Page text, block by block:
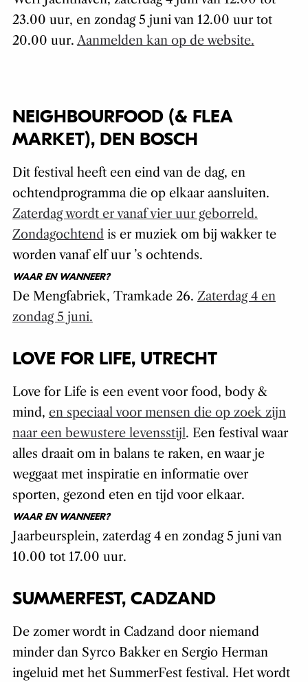
23.00 uur, en zondag 5 juni van 12.00 uur tot
20.00 uur.Aanmelden kan op de website.
NEIGHBOURFOOD (& FLEA
MARKET), DEN BOSCH
Dit festival heeft een eind van de dag, en
ochtendprogramma die op elkaar aansluiten.
Zaterdag wordt er vanaf vier uur geborreld.
Zondagochtend is er muziek om bij wakker te
worden vanaf elf uur ’s ochtends.
WAAR EN WANNEER?
De Mengfabriek, Tramkade 26. Zaterdag 4 en
zondag 5 juni.
LOVE FOR LIFE, UTRECHT
Love for Life is een event voor food, body &
mind, en speciaal voor mensen die op zoek zijn
naar een bewustere levensstijl. Een festival waar
alles draait om in balans te raken, en waar je
weggaat met inspiratie en informatie over
sporten, gezond eten en tijd voor elkaar.
WAAR EN WANNEER?
Jaarbeursplein, zaterdag 4 en zondag 5 juni van
10.00 tot 17.00 uur.
SUMMERFEST, CADZAND
De zomer wordt in Cadzand door niemand
minder dan Syrco Bakker en Sergio Herman
ingeluid met het SummerFest festival. Het wordt